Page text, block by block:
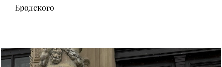
Бродского